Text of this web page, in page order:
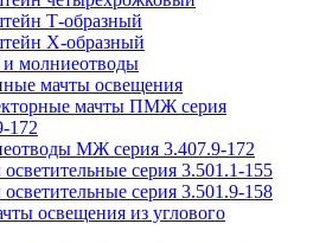
Т-образный
Х-образный
молниеотводы
мачты освещения
мачты ПМЖ серия
172
МЖ серия 3.407.9-172
серия 3.501.1-155
серия 3.501.9-158
освещения из углового